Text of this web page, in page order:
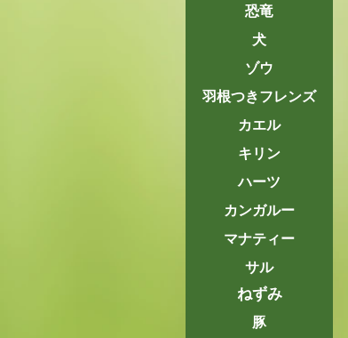
恐竜
犬
ゾウ
羽根つきフレンズ
カエル
キリン
ハーツ
カンガルー
マナティー
ねずみ
サル
豚